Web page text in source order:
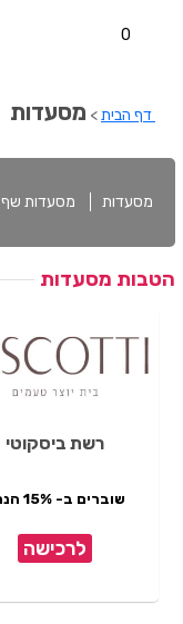
0
דף הבית> מסעדות
מסעדות מסעדות שף
הטבות מסעדות
רשת ביסקוטי
שוברים ב- 15% הנחה
לרכישה